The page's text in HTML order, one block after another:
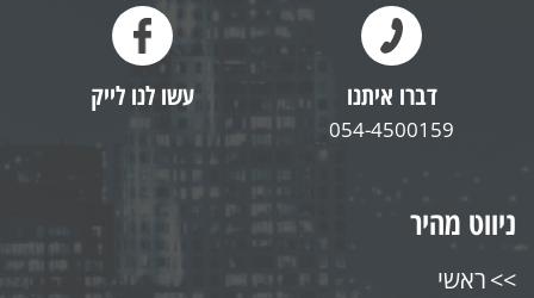
דברו איתנו
054-4500159
עשו לנו לייק
ניווט מהיר
ראשי